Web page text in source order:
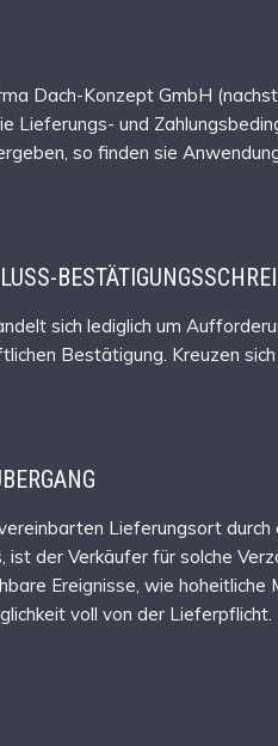
Dach-Konzept GmbH
Lieferungs- und
so finden sie
sich lediglich um
Bestätigung. Kreuzen
Lieferungsort
der Verkäufer für solche
Ereignisse, wie
voll von der Lieferpflicht.